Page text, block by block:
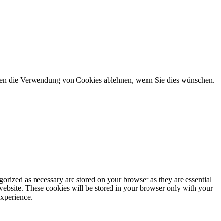
die Verwendung von Cookies ablehnen, wenn Sie dies wünschen.
as necessary are stored on your browser as they are essential
These cookies will be stored in your browser only with your